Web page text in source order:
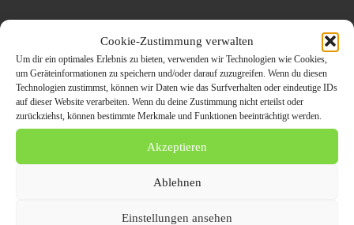
Cookie-Zustimmung verwalten
Um dir ein optimales Erlebnis zu bieten, verwenden wir Technologien wie Cookies,
um Geräteinformationen zu speichern und/oder darauf zuzugreifen. Wenn du diesen
Technologien zustimmst, können wir Daten wie das Surfverhalten oder eindeutige IDs
auf dieser Website verarbeiten. Wenn du deine Zustimmung nicht erteilst oder
zurückziehst, können bestimmte Merkmale und Funktionen beeinträchtigt werden.
Akzeptieren
Ablehnen
Einstellungen ansehen
Themen zum Beitrag
Autoankauf Hagen |
Gebrauchtwagen KFZ